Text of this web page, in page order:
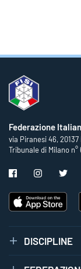
Federazione
via Piranesi 46, 20137
Tribunale di Milano n°
DISCIPLINE